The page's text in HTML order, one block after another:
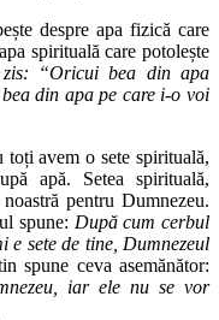
despre apa fizică care
spirituală care potolește
“Oricui bea din apa
din apa pe care i-o voi
toți avem o sete spirituală,
apă. Setea spirituală,
pentru Dumnezeu.
spune: După cum cerbul
e sete de tine, Dumnezeul
spune ceva asemănător:
iar ele nu se vor